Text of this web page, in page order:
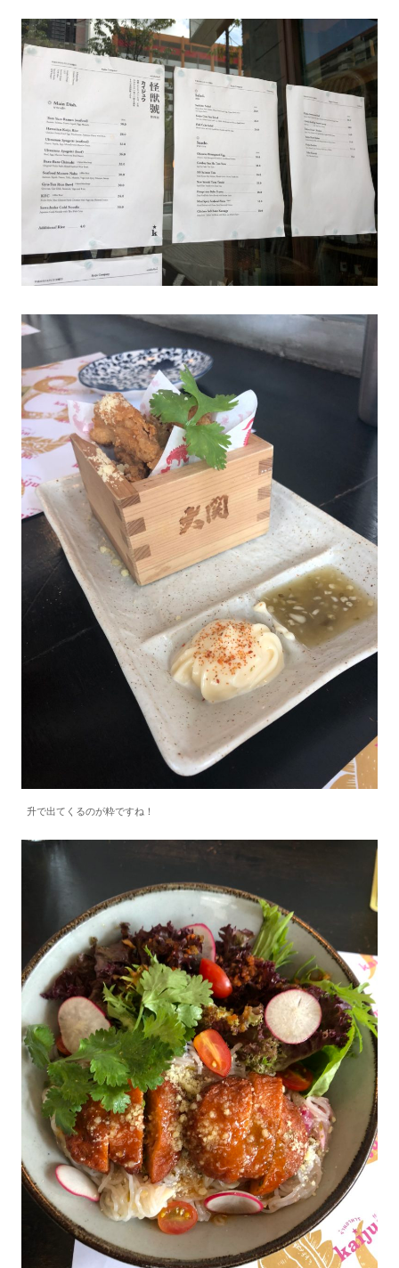
升で出てくるのが粋ですね！